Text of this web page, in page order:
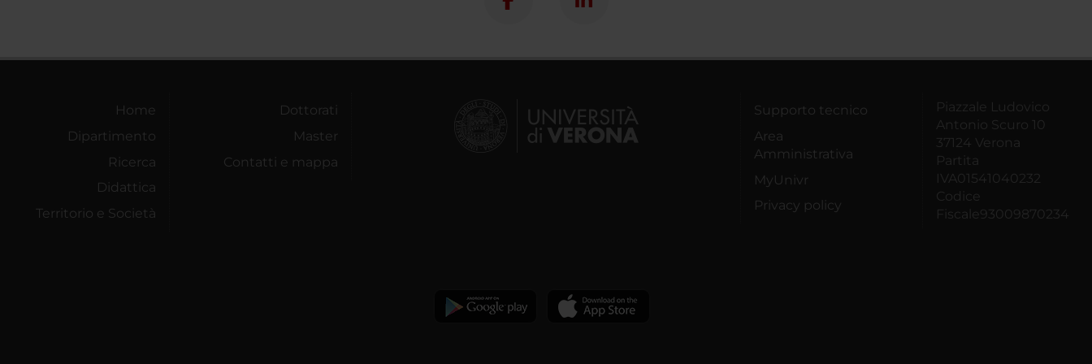
Home
Dipartimento
Ricerca
Didattica
Territorio e Società
Dottorati
Master
Contatti e mappa
Supporto tecnico
Area
Amministrativa
MyUnivr
Privacy policy
Piazzale Ludovico
Antonio Scuro 10
37124 Verona
Partita
IVA01541040232
Codice
Fiscale93009870234